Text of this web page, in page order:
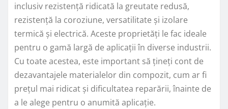
inclusiv rezistență ridicată la greutate redusă,
rezistență la coroziune, versatilitate și izolare
termică și electrică. Aceste proprietăți le fac ideale
pentru o gamă largă de aplicații în diverse industrii.
Cu toate acestea, este important să țineți cont de
dezavantajele materialelor din compozit, cum ar fi
prețul mai ridicat și dificultatea reparării, înainte de
a le alege pentru o anumită aplicație.